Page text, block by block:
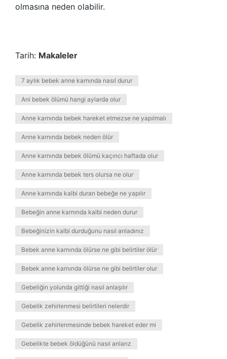
olmasına neden olabilir.
Tarih: Makaleler
7 aylık bebek anne karnında nasıl durur
Ani bebek ölümü hangi aylarda olur
Anne karnında bebek hareket etmezse ne yapılmalı
Anne karnında bebek neden ölür
Anne karnında bebek ölümü kaçıncı haftada olur
Anne karnında bebek ters olursa ne olur
Anne karnında kalbi duran bebeğe ne yapılır
Bebeğin anne karnında kalbi neden durur
Bebeğinizin kalbi durduğunu nasıl anladınız
Bebek anne karnında ölürse ne gibi belirtiler ölür
Bebek anne karnında ölürse ne gibi belirtiler olur
Gebeliğin yolunda gittiği nasıl anlaşılır
Gebelik zehirlenmesi belirtileri nelerdir
Gebelik zehirlenmesinde bebek hareket eder mi
Gebelikte bebek öldüğünü nasıl anlarız